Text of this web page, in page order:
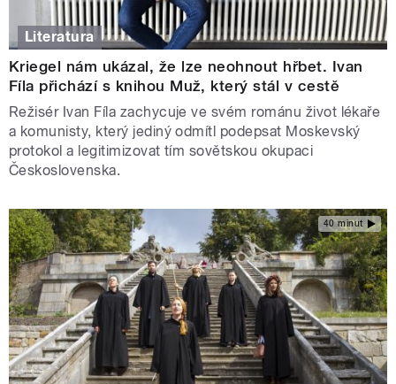
Literatura
Kriegel nám ukázal, že lze neohnout hřbet. Ivan
Fíla přichází s knihou Muž, který stál v cestě
Režisér Ivan Fíla zachycuje ve svém románu život lékaře
a komunisty, který jediný odmítl podepsat Moskevský
protokol a legitimizovat tím sovětskou okupaci
Československa.
40 minut